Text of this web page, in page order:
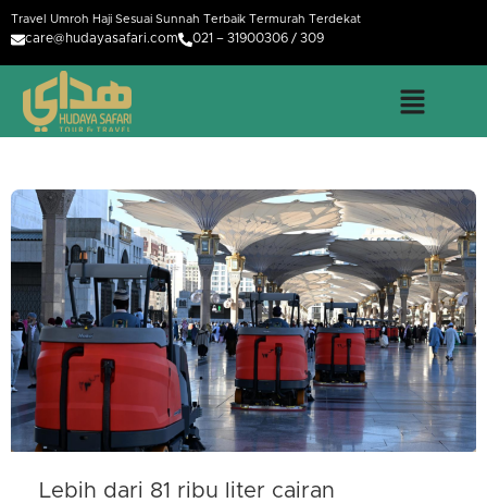
Travel Umroh Haji Sesuai Sunnah Terbaik Termurah Terdekat
care@hudayasafari.com 021 – 31900306 / 309
Lebih dari 81 ribu liter cairan